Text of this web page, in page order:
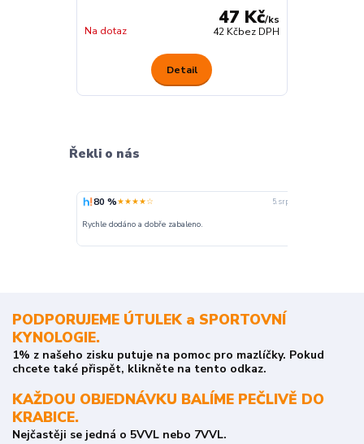
47 Kč/ks
42 Kčbez DPH
Na dotaz
Detail
Řekli o nás
80 %★★★★☆ 5. srpna
Rychle dodáno a dobře zabaleno.
PODPORUJEME ÚTULEK a SPORTOVNÍ
KYNOLOGIE.
1% z našeho zisku putuje na pomoc pro mazlíčky. Pokud
chcete také přispět, klikněte na tento odkaz.
KAŽDOU OBJEDNÁVKU BALÍME PEČLIVĚ DO
KRABICE.
Nejčastěji se jedná o 5VVL nebo 7VVL.